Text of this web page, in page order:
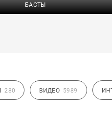
БАСТЫ
280 ВИДЕО 5989